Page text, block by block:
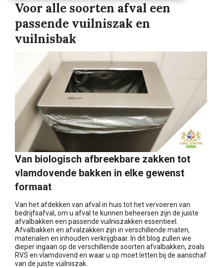
Voor alle soorten afval een
passende vuilniszak en
vuilnisbak
Van biologisch afbreekbare zakken tot
vlamdovende bakken in elke gewenst
formaat
Van het afdekken van afval in huis tot het vervoeren van
bedrijfsafval, om u afval te kunnen beheersen zijn de juiste
afvalbakken een passende vuilniszakken essentieel.
Afvalbakken en afvalzakken zijn in verschillende maten,
materialen en inhouden verkrijgbaar. In dit blog zullen we
dieper ingaan op de verschillende soorten afvalbakken, zoals
RVS en vlamdovend en waar u op moet letten bij de aanschaf
van de juiste vuilniszak.